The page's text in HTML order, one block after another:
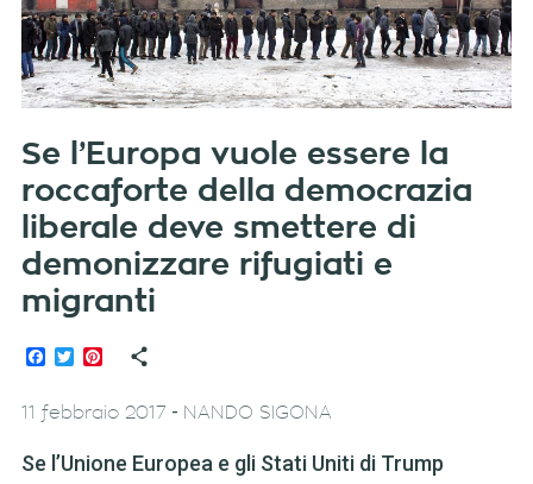
Se l’Europa vuole essere la
roccaforte della democrazia
liberale deve smettere di
demonizzare rifugiati e
migranti
Facebook
TwitterPinterest
11 febbraio 2017 - NANDO SIGONA
Se l’Unione Europea e gli Stati Uniti di Trump